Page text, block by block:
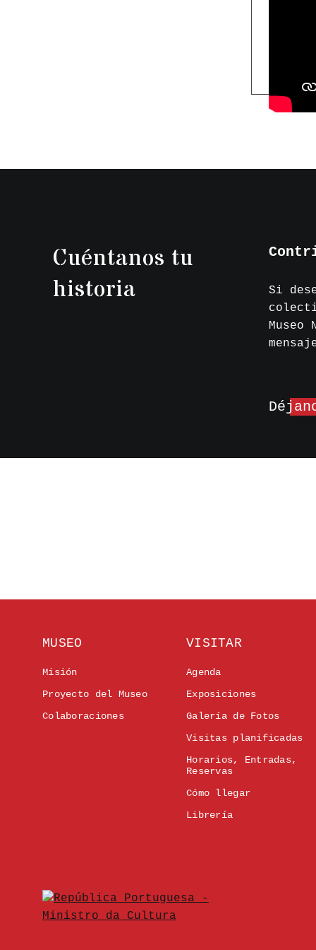
Cuéntanos tu
historia
Si
MUSEO
Misión
Proyecto del Museo
Colaboraciones
VISITAR
Agenda
Exposiciones
Galería de Fotos
Visitas planificadas
Horarios, Entradas,
Reservas
Cómo llegar
Librería